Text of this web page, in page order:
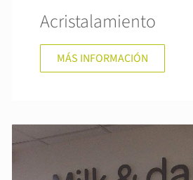
Acristalamiento
MÁS INFORMACIÓN